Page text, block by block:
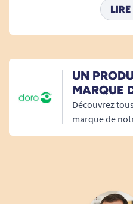
Bonjour, Merci pour votre
Pourriez-vous me donner
produit ? Pourquoi ne
Tous Ergo
LIRE
UN
MARQUE
Découvrez
marque de